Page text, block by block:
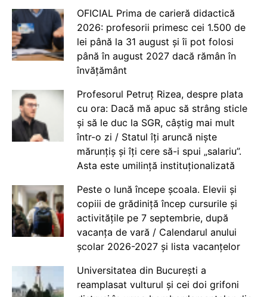
OFICIAL Prima de carieră didactică
2026: profesorii primesc cei 1.500 de
lei până la 31 august și îi pot folosi
până în august 2027 dacă rămân în
învățământ
Profesorul Petruț Rizea, despre plata
cu ora: Dacă mă apuc să strâng sticle
și să le duc la SGR, câștig mai mult
într-o zi / Statul îți aruncă niște
mărunțiș și îți cere să-i spui „salariu”.
Asta este umilință instituționalizată
Peste o lună începe școala. Elevii și
copiii de grădiniță încep cursurile și
activitățile pe 7 septembrie, după
vacanța de vară / Calendarul anului
școlar 2026-2027 și lista vacanțelor
Universitatea din București a
reamplasat vulturul și cei doi grifoni